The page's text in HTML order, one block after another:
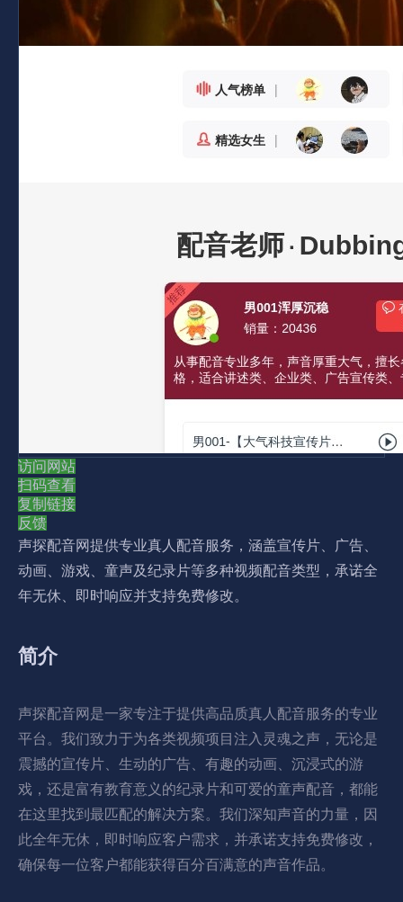
访问网站
扫码查看
复制链接
反馈
声探配音网提供专业真人配音服务，涵盖宣传片、广告、
动画、游戏、童声及纪录片等多种视频配音类型，承诺全
年无休、即时响应并支持免费修改。
简介
声探配音网是一家专注于提供高品质真人配音服务的专业
平台。我们致力于为各类视频项目注入灵魂之声，无论是
震撼的宣传片、生动的广告、有趣的动画、沉浸式的游
戏，还是富有教育意义的纪录片和可爱的童声配音，都能
在这里找到最匹配的解决方案。我们深知声音的力量，因
此全年无休，即时响应客户需求，并承诺支持免费修改，
确保每一位客户都能获得百分百满意的声音作品。